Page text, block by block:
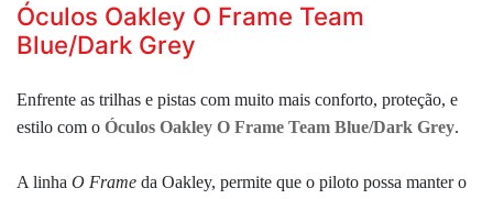
Óculos Oakley O Frame Team
Blue/Dark Grey
Enfrente as trilhas e pistas com muito mais conforto, proteção, e
estilo com o Óculos Oakley O Frame Team Blue/Dark Grey.
A linha O Frame da Oakley, permite que o piloto possa manter o